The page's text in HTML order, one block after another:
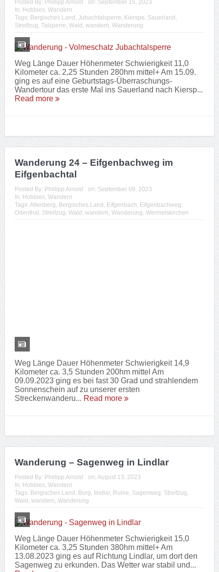
Posted By: Phillipp Arnold on: September 15, 2023
In: Hobbies, Wandern
Tags: Bergisches Land , Jubachtalsperre, Kierspe, Sauerland ,
Streifzug, Talsperre, Wald , wandern, Wanderung
Weg Länge Dauer Höhenmeter Schwierigkeit 11,0
Kilometer ca. 2,25 Stunden 280hm mittel+ Am 15.09.
ging es auf eine Geburtstags-Überraschungs-
Wandertour das erste Mal ins Sauerland nach Kiersp...
Read more
Wanderung 24 – Eifgenbachweg im
Eifgenbachtal
Posted By: Phillipp Arnold on: September 09, 2023
In: Hobbies, Wandern
Tags: Altenberg, Bergisches Land, Eifgenbach, Eifgenbachweg,
Odenthal, Streifzug, Wald, wandern, Wanderung, Wermelskirchen
Wanderung – Sagenweg in Lindlar
Posted By:Phillipp Arnold on:August 13, 2023
In: Hobbies,Wandern
Tags:Bergisches Land,Burg, lindlar ,Ruine,Sagenweg,Streifzug,
Wald,wandern,Wanderung
Kilometer ca. 3,25 Stunden 380hm mittel+ Am
13.08.2023 ging es auf Richtung Lindlar, um dort den
Read more
Wanderung 23 – Liewerfrauenweg in
Solingen
Posted By:Phillipp Arnold on:Juni 24, 2023 In:Hobbies ,Wandern
Tags:Bergisches Land,Liewerfrauenweg, Solingen, Streifzug, Wald,
wandern,Wanderung